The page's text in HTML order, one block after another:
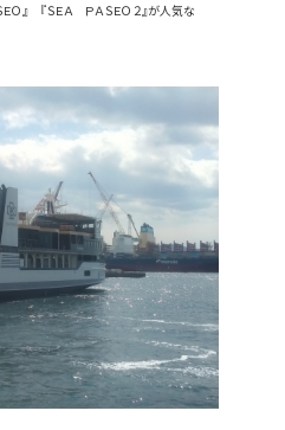
Ｏ』 『ＳＥＡ ＰＡＳＥＯ２』が人気な